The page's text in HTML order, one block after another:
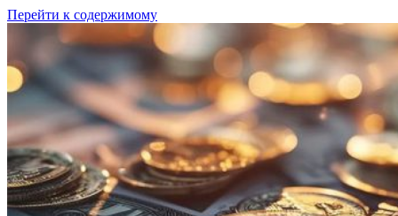
Перейти к содержимому